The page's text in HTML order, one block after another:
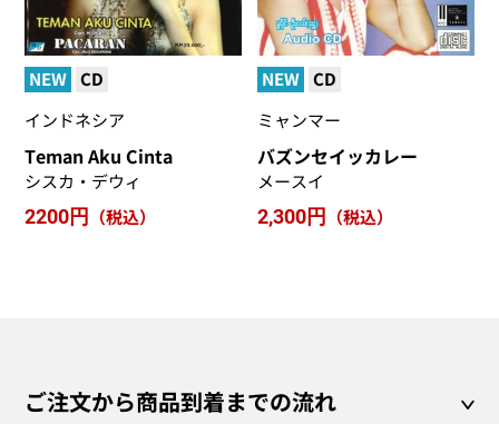
NEW CD
インドネシア
Teman Aku Cinta
シスカ・デウィ
2200円
（税込）
NEW CD
ミャンマー
バズンセイッカレー
メースイ
2,300円
（税込）
ご注文から商品到着までの流れ